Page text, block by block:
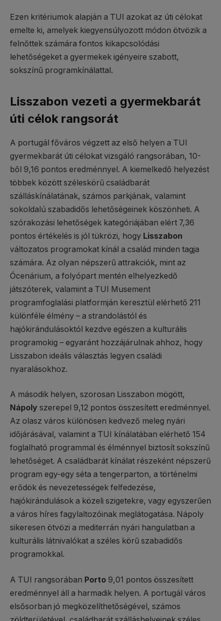
Ezen kritériumok alapján a TUI azokat az úti célokat
emelte ki, amelyek kiegyensúlyozott módon ötvözik a
felnőttek számára fontos kikapcsolódási
lehetőségeket a gyermekek igényeire szabott,
sokszínű programkínálattal.
Lisszabon vezeti a gyermekbarát
úti célok rangsorát
A portugál főváros végzett az első helyen a TUI
gyermekbarát úti célokat vizsgáló rangsorában, 10-
ből 9,16 pontos eredménnyel. A kiemelkedő helyezést
többek között széleskörű családbarát
szálláskínálatának, számos parkjának, valamint
sokoldalú szabadidős lehetőségeinek köszönheti. A
szórakozási lehetőségek kategóriájában elért 7,36
pontos értékelés is jól tükrözi, hogy Lisszabon
változatos programokat kínál a család minden tagja
számára. Az olyan népszerű attrakciók, mint az
Ócenárium, a folyópart mentén elhelyezkedő
játszóterek, valamint a TUI Musement
programfoglalási platformján keresztül elérhető 211
különféle élmény – a strandolástól és
hajókirándulásoktól kezdve egészen a kulturális
programokig – egyaránt hozzájárulnak ahhoz, hogy
Lisszabon ideális választás legyen családi
nyaralásokhoz.
A második helyen, szorosan Lisszabon mögött,
Nápoly szerepel 9,12 pontos összesített eredménnyel.
Az olasz város különösen kedvező meleg nyári
időjárásával, valamint a TUI kínálatában elérhető 154
foglalható programmal és élménnyel biztosít sokszínű
lehetőséget. A családbarát kínálat részeként népszerű
program egy-egy séta a tengerparton, a történelmi
erődök és nevezetességek felfedezése,
hajókirándulások a közeli szigetekre, vagy egyszerűen
a város híres fagylaltozóinak meglátogatása. Nápoly
sikeresen ötvözi a mediterrán nyári hangulatban a
kulturális látnivalókat a széles körű szabadidős
programokkal.
A TUI rangsorában Porto 9,01 pontos összesített
eredménnyel áll a harmadik helyen. A portugál város
elsősorban jó megközelíthetőségével, számos